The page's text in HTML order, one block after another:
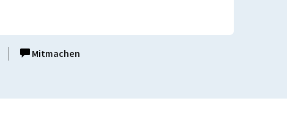
Mitmachen